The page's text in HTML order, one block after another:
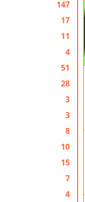
147
17
11
4
51
28
3
3
8
10
15
7
4